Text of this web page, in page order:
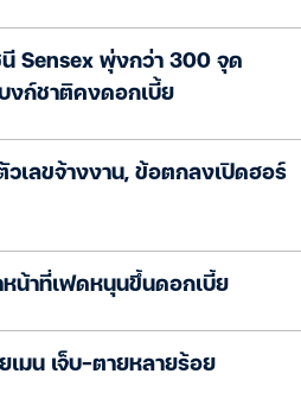
Sensex พุ่งกว่า 300 จุด
งก์ชาติคงดอกเบี้ย
เลขจ้างงาน, ข้อตกลงเปิดฮอร์
น้าที่เฟดหนุนขึ้นดอกเบี้ย
เมน เจ็บ-ตายหลายร้อย